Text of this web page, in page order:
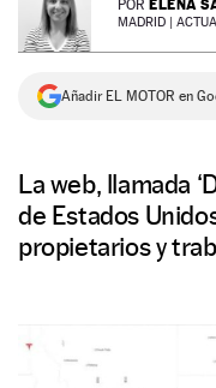
NEWSLETTER
SÍGUENOS
POR ELENA
MADRID |
Añadir EL MOTOR en
La web, llamada
de Estados
propietarios y